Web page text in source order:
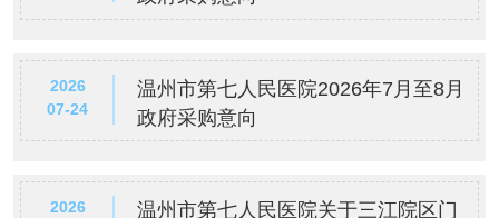
2026
07-24
温州市第七人民医院2026年7月至8月
政府采购意向
2026
温州市第七人民医院关于三江院区门